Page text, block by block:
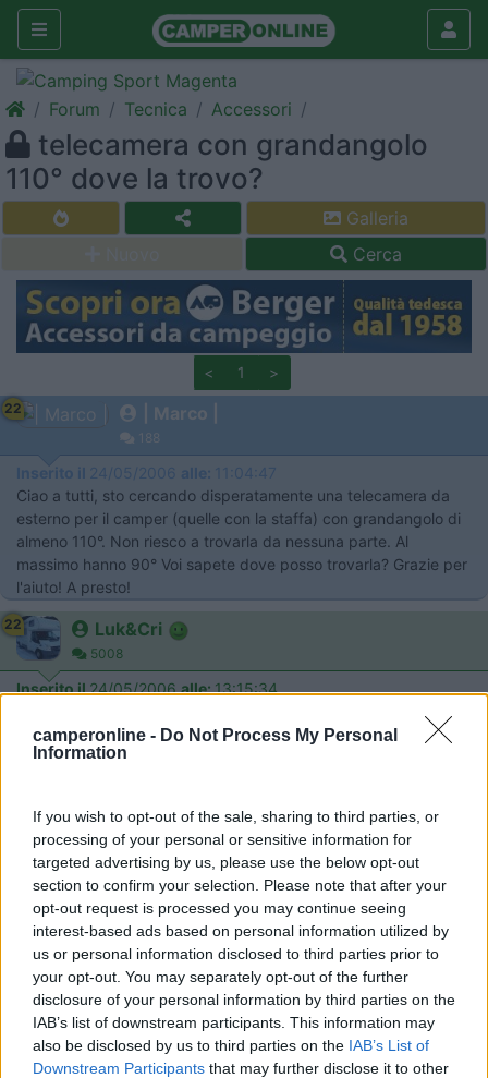
camperonline - Do Not Process My Personal
Information
If you wish to opt-out of the sale, sharing to third parties, or
processing of your personal or sensitive information for
targeted advertising by us, please use the below opt-out
section to confirm your selection. Please note that after your
opt-out request is processed you may continue seeing
interest-based ads based on personal information utilized by
us or personal information disclosed to third parties prior to
your opt-out. You may separately opt-out of the further
disclosure of your personal information by third parties on the
IAB’s list of downstream participants. This information may
also be disclosed by us to third parties on the IAB’s List of
Downstream Participants that may further disclose it to other
Forum Tecnica Accessori
telecamera con grandangolo
110° dove la trovo?
Galleria
Cerca
< 1 >
22 | Marco |
188
Inserito il 24/05/2006 alle: 11:04:47
Ciao a tutti, sto cercando disperatamente una telecamera da
esterno per il camper (quelle con la staffa) con grandangolo di
almeno 110°. Non riesco a trovarla da nessuna parte. Al
massimo hanno 90° Voi sapete dove posso trovarla? Grazie per
l'aiuto! A presto!
22 Luk&Cri
5008
Inserito il24/05/2006 alle:13:15:34
www.stla.it
188
Inserito il 24/05/2006 alle: 17:22:20
Purtroppo non riesco a trovarla, mi sai dire per favore sotto
quale categoria la posso vedere? Grazie 1000
piskygt65
333
Inserito il24/05/2006 alle:19:25:02
Marco guarda su sat-store.it,hanno le telecamere con
grandangolo 110° +o- sui 130€,saluti Claudio.